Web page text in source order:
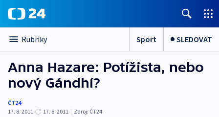
Rubriky Sport SLEDOVAT
Anna Hazare: Potížista, nebo
nový Gándhí?
ČT24
17. 8. 2011
17. 8. 2011 | Zdroj: ČT24